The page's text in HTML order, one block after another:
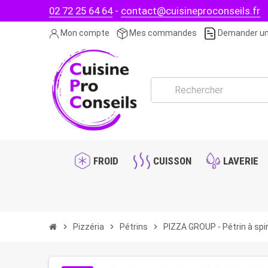
02 72 25 64 64- contact@cuisineproconseils.fr
Mon compte Mes commandes Demander
FROID CUISSON LAVERIE
chevron_right Pizzéria chevron_right Pétrins chevron_right PIZZA GROUP - Pétrin à